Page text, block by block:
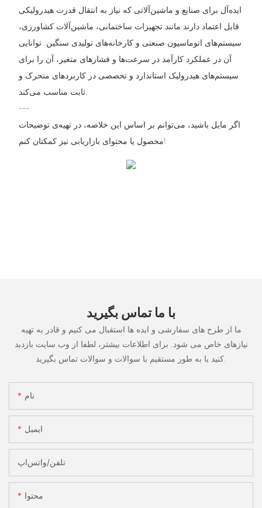
ایده‌آل برای صنایع و ماشین‌آلاتی که نیاز به انتقال قدرت هیدرولیکی
قابل اعتماد دارند مانند تجهیزات ساختمانی، ماشین‌آلات کشاورزی،
سیستم‌های اتوماسیون صنعتی و کارخانه‌های تولیدی سنگین. توانایی
آن در عملکرد کارآمد در سرعت‌ها و فشارهای متغیر، آن را برای
سیستم‌های هیدرولیک استاندارد و تخصصی در کاربردهای متحرک و
ثابت مناسب می‌کند.
---
اگر مایل باشید، می‌توانم بر اساس این خلاصه، در تهیه‌ی توضیحات
محصول یا محتوای بازاریابی نیز کمکتان کنم!
با ما تماس بگیرید
ما از طرح های سفارشی و ایده ها استقبال می کنیم و قادر به تهیه
نیازهای خاص می شود. برای اطلاعات بیشتر، لطفا از وب سایت بازدید
نام
ایمیل
تلفن/واتس‌اپ
محتوا